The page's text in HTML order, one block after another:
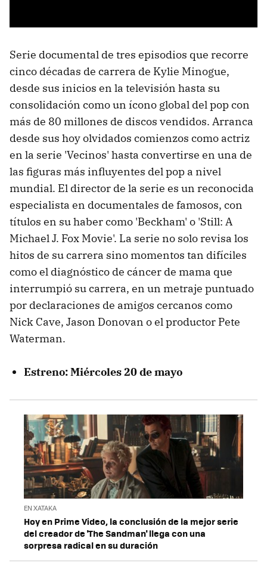
Serie documental de tres episodios que recorre
cinco décadas de carrera de Kylie Minogue,
desde sus inicios en la televisión hasta su
consolidación como un ícono global del pop con
más de 80 millones de discos vendidos. Arranca
desde sus hoy olvidados comienzos como actriz
en la serie 'Vecinos' hasta convertirse en una de
las figuras más influyentes del pop a nivel
mundial. El director de la serie es un reconocida
especialista en documentales de famosos, con
títulos en su haber como 'Beckham' o 'Still: A
Michael J. Fox Movie'. La serie no solo revisa los
hitos de su carrera sino momentos tan difíciles
como el diagnóstico de cáncer de mama que
interrumpió su carrera, en un metraje puntuado
por declaraciones de amigos cercanos como
Nick Cave, Jason Donovan o el productor Pete
Waterman.
Estreno: Miércoles 20 de mayo
EN XATAKA
Hoy en Prime Video, la conclusión de la mejor serie
del creador de 'The Sandman' llega con una
sorpresa radical en su duración